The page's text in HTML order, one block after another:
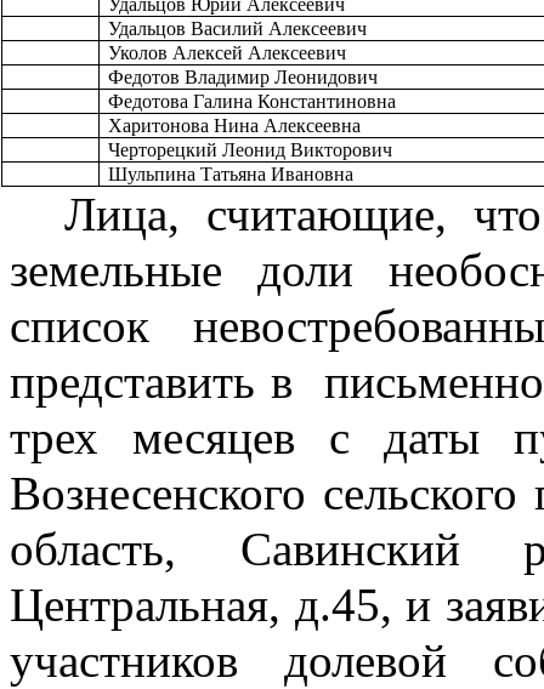
Удальцов Юрий Алексеевич
Удальцов Василий Алексеевич
Уколов Алексей Алексеевич
Федотов Владимир Леонидович
Федотова Галина Константиновна
Харитонова Нина Алексеевна
Черторецкий Леонид Викторович
Шульпина Татьяна Ивановна
земельные доли
список
представить в
трех месяцев с даты
Вознесенского
область, Савинский
Центральная, д.45, и
участников долевой